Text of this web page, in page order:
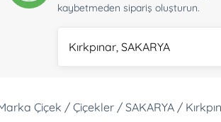
kaybetmeden sipariş oluşturun.
Kırkpınar, SAKARYA
Çiçek / Çiçekler / SAKARYA /